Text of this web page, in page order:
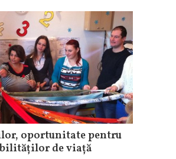
oportunitate pentru
de viață